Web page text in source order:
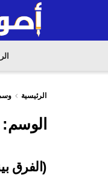
الرئيسية
الوسم:
(الفرق